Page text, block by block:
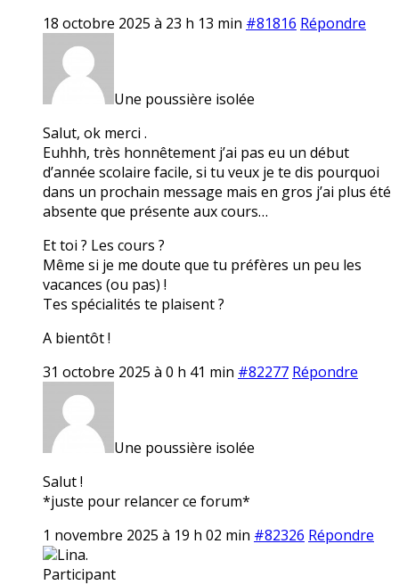
18 octobre 2025 à 23 h 13 min #81816 Répondre
Une poussière isolée
Salut, ok merci .
Euhhh, très honnêtement j’ai pas eu un début
d’année scolaire facile, si tu veux je te dis pourquoi
dans un prochain message mais en gros j’ai plus été
absente que présente aux cours…
Et toi ? Les cours ?
Même si je me doute que tu préfères un peu les
vacances (ou pas) !
Tes spécialités te plaisent ?
A bientôt !
31 octobre 2025 à 0 h 41 min #82277 Répondre
Une poussière isolée
Salut !
*juste pour relancer ce forum*
1 novembre 2025 à 19 h 02 min #82326 Répondre
Lina.
Participant